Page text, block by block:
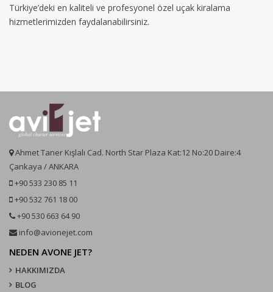
Türkiye’deki en kaliteli ve profesyonel özel uçak kiralama
hizmetlerimizden faydalanabilirsiniz.
Ahmet Taner Kışlalı Cad. North Star Plaza Kat:12 No:20 Daire:4
Çankaya / ANKARA
+90 533 230 85 11
+90 532 761 18 00
+90 530 663 64 90
info@avionejet.com
NEDEN AVONE JET?
HAKKIMIZDA
BLOG